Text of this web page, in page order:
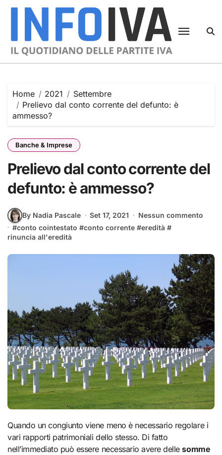
Skip
Home 2021
Settembre
Prelievo dal conto corrente del defunto: è
ammesso?
Banche & Imprese
Prelievo dal conto corrente del
defunto: è ammesso?
By Nadia Pascale Set 17, 2021
Nessun commento
#conto cointestato #conto corrente #eredità #
rinuncia all'eredità
Quando un congiunto viene meno è necessario regolare i
vari rapporti patrimoniali dello stesso. Di fatto
nell’immediato può essere necessario avere dellesomme